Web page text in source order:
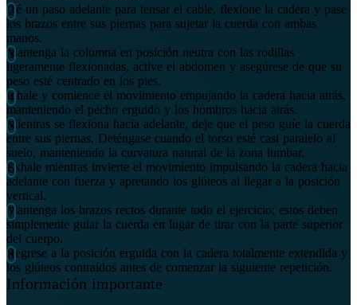
Dé un paso adelante para tensar el cable, flexione la cadera y pase
los brazos entre sus piernas para sujetar la cuerda con ambas
manos.
Mantenga la columna en posición neutra con las rodillas
ligeramente flexionadas, active el abdomen y asegúrese de que su
peso esté centrado en los pies.
Inhale y comience el movimiento empujando la cadera hacia atrás,
manteniendo el pecho erguido y los hombros hacia atrás.
Mientras se flexiona hacia adelante, deje que el peso guíe la cuerda
entre sus piernas. Deténgase cuando el torso esté casi paralelo al
suelo, manteniendo la curvatura natural de la zona lumbar.
Exhale mientras invierte el movimiento impulsando la cadera hacia
adelante con fuerza y apretando los glúteos al llegar a la posición
vertical.
Mantenga los brazos rectos durante todo el ejercicio; estos deben
simplemente guiar la cuerda en lugar de tirar con la parte superior
del cuerpo.
Regrese a la posición erguida con la cadera totalmente extendida y
los glúteos contraídos antes de comenzar la siguiente repetición.
Información importante